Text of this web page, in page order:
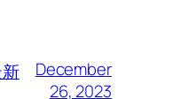
December
26, 2023